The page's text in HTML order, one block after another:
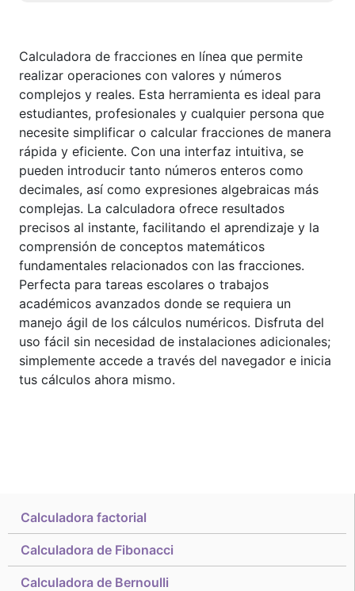
Calculadora factorial
Calculadora de Fibonacci
Calculadora de Bernoulli
Calculadora de fracciones en línea que permite
realizar operaciones con valores y números
complejos y reales. Esta herramienta es ideal para
estudiantes, profesionales y cualquier persona que
necesite simplificar o calcular fracciones de manera
rápida y eficiente. Con una interfaz intuitiva, se
pueden introducir tanto números enteros como
decimales, así como expresiones algebraicas más
complejas. La calculadora ofrece resultados
precisos al instante, facilitando el aprendizaje y la
comprensión de conceptos matemáticos
fundamentales relacionados con las fracciones.
Perfecta para tareas escolares o trabajos
académicos avanzados donde se requiera un
manejo ágil de los cálculos numéricos. Disfruta del
uso fácil sin necesidad de instalaciones adicionales;
simplemente accede a través del navegador e inicia
tus cálculos ahora mismo.